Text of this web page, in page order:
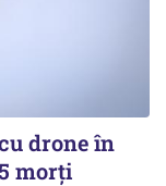
drone în
morți